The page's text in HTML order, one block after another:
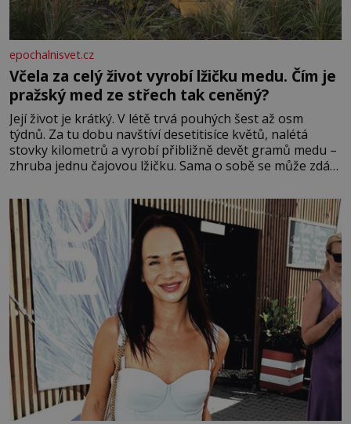
epochalnisvet.cz
Včela za celý život vyrobí lžičku medu. Čím je
pražský med ze střech tak ceněný?
Její život je krátký. V létě trvá pouhých šest až osm
týdnů. Za tu dobu navštíví desetitisíce květů, nalétá
stovky kilometrů a vyrobí přibližně devět gramů medu –
zhruba jednu čajovou lžičku. Sama o sobě se může zdát
tisíc příslušnic svého včelstva, vznikne jeden z
nejdokonalejších organismů